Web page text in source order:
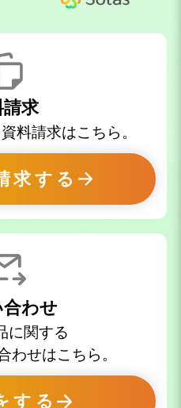
請求
料請求はこちら。
求する
わせ
に関する
わせはこちら。
する